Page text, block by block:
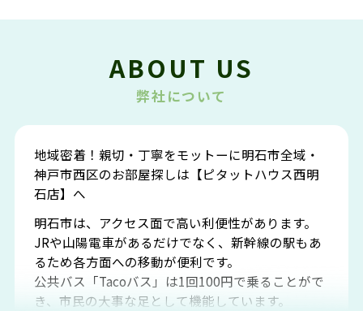
ABOUT US
弊社について
地域密着！親切・丁寧をモットーに明石市全域・
神戸市西区のお部屋探しは【ピタットハウス西明
石店】へ
明石市は、アクセス面で高い利便性があります。
JRや山陽電車があるだけでなく、新幹線の駅もあ
るため各方面への移動が便利です。
公共バス「Tacoバス」は1回100円で乗ることがで
き、市民の大事な足として機能しています。